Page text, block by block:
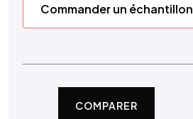
Commander un échantillon
COMPARER